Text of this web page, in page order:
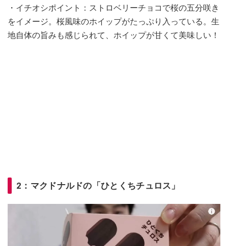
・イチオシポイント：ストロベリーチョコで桜の五分咲き
をイメージ。桜風味のホイップがたっぷり入っている。生
地自体の旨みも感じられて、ホイップが甘くて美味しい！
2：マクドナルドの「ひとくちチュロス」